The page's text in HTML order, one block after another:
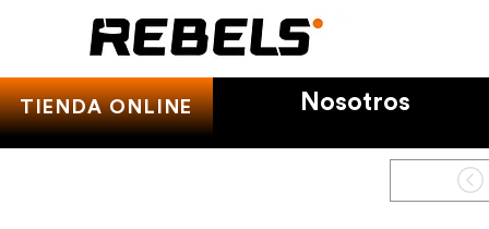
TIENDA ONLINE Nosotros